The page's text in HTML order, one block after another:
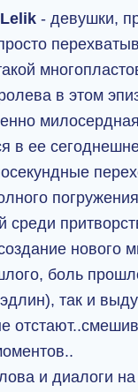
Lelik- девушки,
в этом
в ее
среди
нового
боль
так и
и диалоги